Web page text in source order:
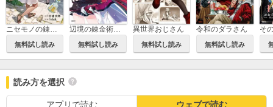
ニセモノの錬金術師
無料試し読み
辺境の錬金術師 ～今更予算ゼロの職場に戻るとかもう無理～
無料試し読み
異世界おじさん
無料試し読み
令和のダラさん
無料試し読み
読み方を選択
アプリで読む ウェブで読む